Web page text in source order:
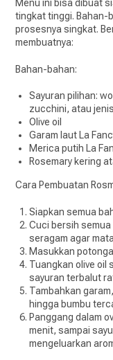
Menu ini bisa dibuat
tingkat tinggi. Bahan-
prosesnya singkat.
membuatnya:
Bahan-bahan:
Sayuran pilihan:
zucchini, atau
Olive oil
Garam laut La
Merica putih La
Rosemary kering
Cara Pembuatan
Siapkan semua
Cuci bersih
seragam agar
Masukkan
Tuangkan olive oil
sayuran terbalut
Tambahkan
hingga bumbu
Panggang dalam
menit, sampai
mengeluarkan